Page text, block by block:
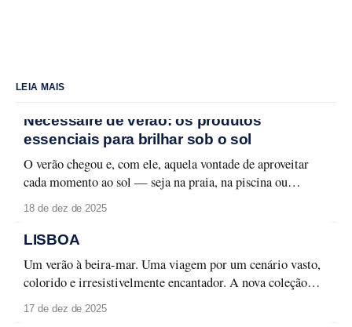
LEIA MAIS
Nécessaire de verão: os produtos
essenciais para brilhar sob o sol
O verão chegou e, com ele, aquela vontade de aproveitar
cada momento ao sol — seja na praia, na piscina ou
naquele passeio ao ar livre. Para curtir a temporada sem
impecável, é fundamental ter um nécessaire preparado.
18 de dez de 2025
LISBOA
Um verão à beira-mar. Uma viagem por um cenário vasto,
colorido e irresistivelmente encantador. A nova coleção
Lisboa celebra a capital lusitana em toda a sua forma leve e
17 de dez de 2025